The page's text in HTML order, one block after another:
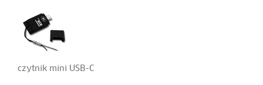
czytnik mini USB-C